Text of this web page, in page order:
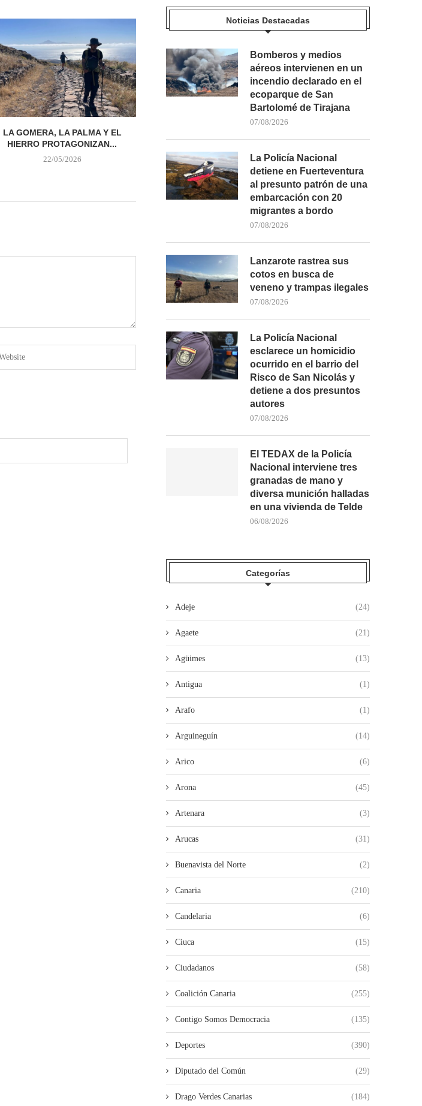
LA GOMERA, LA PALMA Y EL
HIERRO PROTAGONIZAN...
22/05/2026 02/05/2026
Noticias Destacadas
Bomberos y medios
aéreos intervienen en un
incendio declarado en el
ecoparque de San
Bartolomé de Tirajana
07/08/2026
La Policía Nacional
detiene en Fuerteventura
al presunto patrón de una
embarcación con 20
migrantes a bordo
07/08/2026
Lanzarote rastrea sus
cotos en busca de
veneno y trampas ilegales
07/08/2026
La Policía Nacional
esclarece un homicidio
ocurrido en el barrio del
Risco de San Nicolás y
detiene a dos presuntos
autores
07/08/2026
El TEDAX de la Policía
Nacional interviene tres
granadas de mano y
diversa munición halladas
en una vivienda de Telde
06/08/2026
Categorías
Adeje (24)
Agaete (21)
Agüimes (13)
Antigua (1)
Arafo (1)
Arguineguín (14)
Arico (6)
Arona (45)
Artenara (3)
Arucas (31)
Buenavista del Norte (2)
Canaria (210)
Candelaria (6)
Ciuca (15)
Ciudadanos (58)
Coalición Canaria (255)
Contigo Somos Democracia (135)
Deportes (390)
Diputado del Común (29)
Drago Verdes Canarias (184)